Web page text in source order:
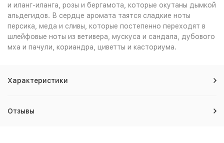
и иланг-иланга, розы и бергамота, которые окутаны дымкой
альдегидов. В сердце аромата таятся сладкие ноты
персика, меда и сливы, которые постепенно переходят в
шлейфовые ноты из ветивера, мускуса и сандала, дубового
мха и пачули, кориандра, циветты и касториума.
Характеристики
Отзывы